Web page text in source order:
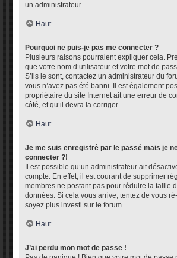
un administrateur.
Haut
Pourquoi ne puis-je pas me connecter ?
Plusieurs raisons pourraient expliquer cela.
que votre nom d’utilisateur et votre mot de
S’ils le sont, contactez un administrateur du
vous n’avez pas été banni. Il est également
propriétaire du site Internet ait une erreur de
côté, et qu’il devra la corriger.
Haut
Je me suis enregistré par le passé mais je
connecter ?!
Il est possible qu’un administrateur ait
compte. En effet, il est courant de supprimer
membres ne postant pas pour réduire la taille
données. Si cela vous arrive, tentez de vous
soyez plus investi sur le forum.
Haut
J’ai perdu mon mot de passe !